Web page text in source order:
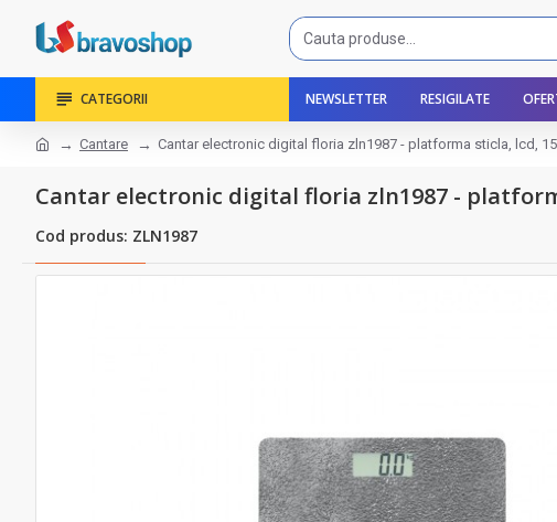
CATEGORII NEWSLETTER RESIGILATE
Cantare Cantar electronic digital floria zln1987 - platforma sticla, lcd,
Cantar electronic digital floria zln1987 -
Cod produs: ZLN1987